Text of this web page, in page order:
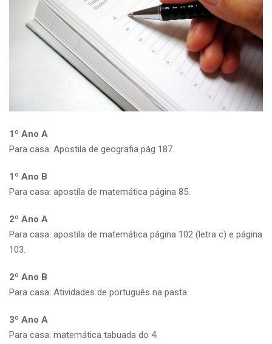
1º Ano A
Para casa: Apostila de geografia pág 187.
1º Ano B
Para casa: apostila de matemática página 85.
2º Ano A
Para casa: apostila de matemática página 102 (letra c) e página
103.
2º Ano B
Para casa: Atividades de português na pasta.
3º Ano A
Para casa: matemática tabuada do 4.